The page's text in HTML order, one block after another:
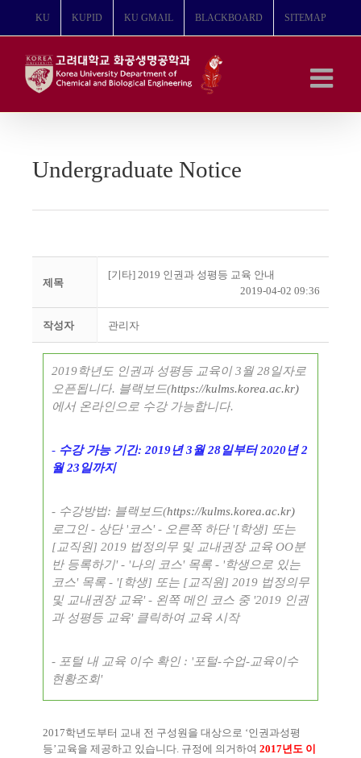
뛰
KU KUPID KU GMAIL BLACKBOARD SITEMAP
Undergraduate Notice
제목
[기타] 2019 인권과 성평등 교육 안내
2019-04-02 09:36
작성자 관리자
2019학년도 인권과 성평등 교육이3월28일자로
오픈됩니다. 블랙보드(https://kulms.korea.ac.kr)
에서 온라인으로 수강 가능합니다.
- 수강 가능 기간: 2019년3월28일부터2020년2
월23 일까지
- 수강방법: 블랙보드(https://kulms.korea.ac.kr)
로그인- 상단 '코스' - 오른쪽 하단 '[학생] 또는
[교직원] 2019 법정의무 및 교내권장 교육 OO분
반 등록하기' - '나의 코스' 목록 - '학생으로 있는
코스' 목록 - '[학생] 또는 [교직원] 2019 법정의무
및 교내권장 교육' - 왼쪽 메인 코스 중 '2019 인권
과 성평등 교육' 클릭하여 교육 시작
- 포털 내 교육 이수 확인 : '포털-수업-교육이수
현황조회'
2017학년도부터 교내 전 구성원을 대상으로 ‘인권과성평
등’교육을 제공하고 있습니다. 규정에 의거하여 2017년도 이